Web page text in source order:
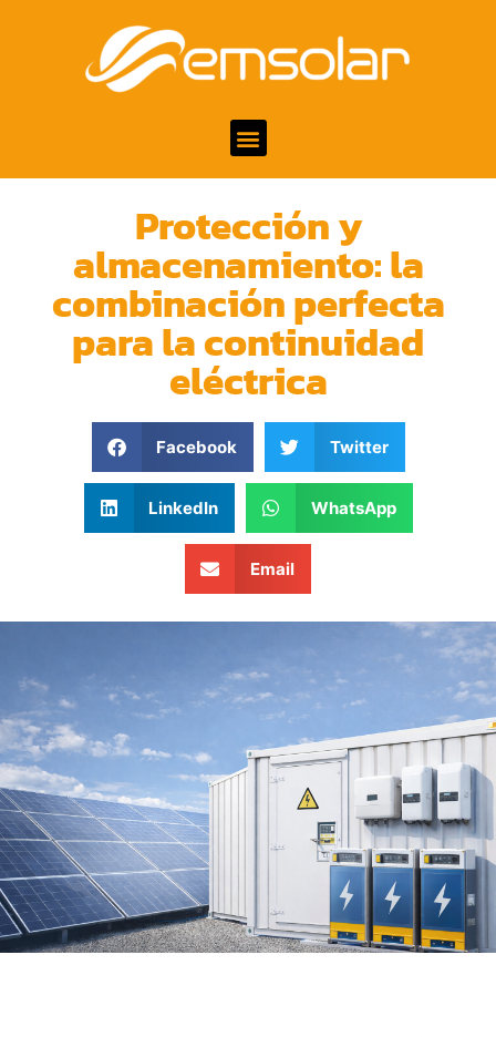
Protección y
almacenamiento: la
combinación perfecta
para la continuidad
eléctrica
Facebook Twitter
LinkedIn WhatsApp
Email